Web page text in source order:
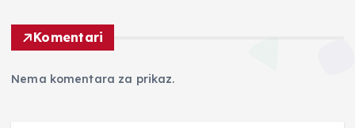
Komentari
Nema komentara za prikaz.